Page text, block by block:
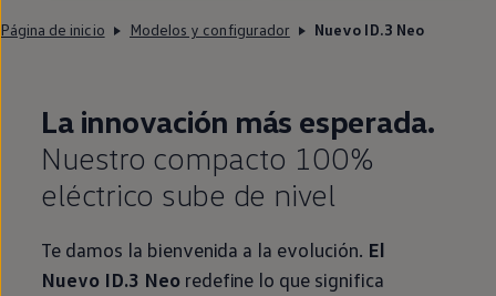
Página de inicio Modelos y configurador Nuevo ID.3 Neo
La innovación más esperada.
Nuestro compacto 100%
eléctrico sube de nivel
Te damos la bienvenida a la evolución. El
Nuevo ID.3 Neoredefine lo que significa